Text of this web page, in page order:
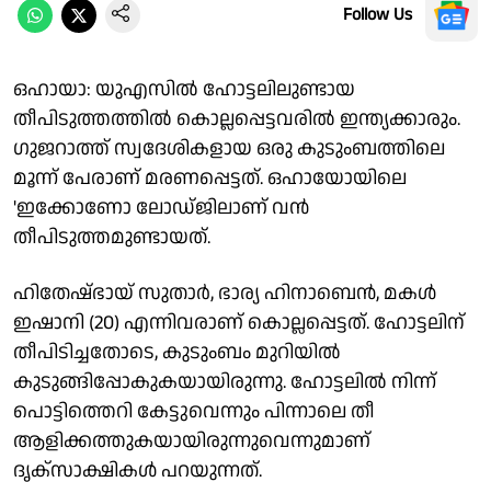
Follow Us
ഒഹായാ: യുഎസില്‍ ഹോട്ടലിലുണ്ടായ
തീപിടുത്തത്തില്‍ കൊല്ലപ്പെട്ടവരില്‍ ഇന്ത്യക്കാരും.
ഗുജറാത്ത് സ്വദേശികളായ ഒരു കുടുംബത്തിലെ
മൂന്ന് പേരാണ് മരണപ്പെട്ടത്. ഒഹായോയിലെ
'ഇക്കോണോ ലോഡ്ജിലാണ് വന്‍
തീപിടുത്തമുണ്ടായത്.
ഹിതേഷ്ഭായ് സുതാര്‍, ഭാര്യ ഹിനാബെന്‍, മകള്‍
ഇഷാനി (20) എന്നിവരാണ് കൊല്ലപ്പെട്ടത്. ഹോട്ടലിന്
തീപിടിച്ചതോടെ, കുടുംബം മുറിയില്‍
കുടുങ്ങിപ്പോകുകയായിരുന്നു. ഹോട്ടലില്‍ നിന്ന്
പൊട്ടിത്തെറി കേട്ടുവെന്നും പിന്നാലെ തീ
ആളിക്കത്തുകയായിരുന്നുവെന്നുമാണ്
ദൃക്‌സാക്ഷികള്‍ പറയുന്നത്.